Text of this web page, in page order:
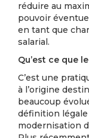
réduire au
pouvoir
en tant que
salarial.
Qu’est ce que
C’est une
à l’origine
beaucoup
définition
modernisation